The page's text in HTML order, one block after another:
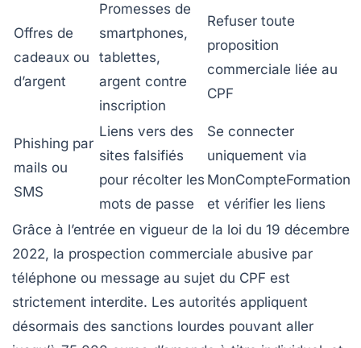
Offres de
cadeaux ou
d’argent
Promesses de
smartphones,
tablettes,
argent contre
inscription
Refuser toute
proposition
commerciale liée au
CPF
Phishing par
mails ou
SMS
Liens vers des
sites falsifiés
pour récolter les
mots de passe
Se connecter
uniquement via
MonCompteFormation
et vérifier les liens
Grâce à l’entrée en vigueur de la loi du 19 décembre
2022, la prospection commerciale abusive par
téléphone ou message au sujet du CPF est
strictement interdite. Les autorités appliquent
désormais des sanctions lourdes pouvant aller